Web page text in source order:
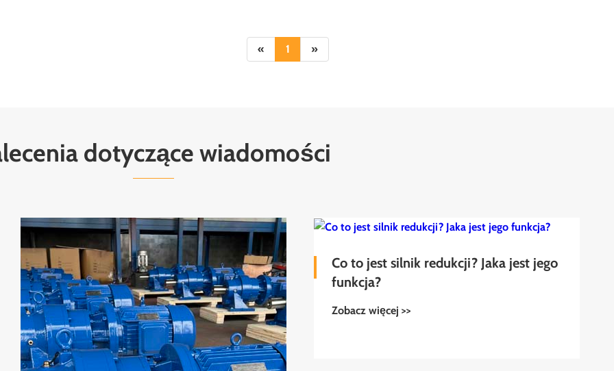
« 1 »
dotyczące wiadomości
Co to jest silnik redukcji? Jaka jest jego
funkcja?
Zobacz więcej >>